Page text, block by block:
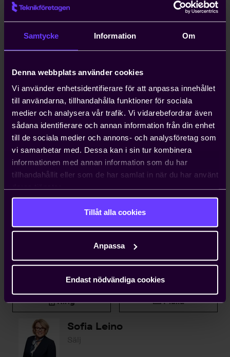
Samtycke Information Om
Denna webbplats använder cookies
Vi använder enhetsidentifierare för att anpassa innehållet
till användarna, tillhandahålla funktioner för sociala
medier och analysera vår trafik. Vi vidarebefordrar även
sådana identifierare och annan information från din enhet
till de sociala medier och annons- och analysföretag som
vi samarbetar med. Dessa kan i sin tur kombinera
informationen med annan information som du har
tillhandahållit eller som de har samlat in när du har använt
Tillåt alla cookies
Anpassa
Endast nödvändiga cookies
problem för entreprenörer, och att
till ett år. Teknikföretagen kan ordna
arbetstillstånd på tio dagar.
Hjälp med att driva viktiga
näringspolitiska frågor
Vi bedriver påverkans- och
opinionsarbete i Sverige och EU för att
ta tillvara våra medlemmars intressen.
Genom oss har du möjlighet att påverka
beslut som du som enskilt företag i
vanliga fall bara får ta konsekvenserna av.
Kontakta oss
Björn Widlert
Chef Medlemsenheten
Ring Maila
Sofia Leino
Sälj